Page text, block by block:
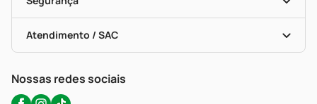
Troca E Devolução
Bulas De A A Z
Políticas De Marketplace
Testes Rápidos
Autoteste Covid-19
Certificado De Segurança
Portal Da Privacidade
Atendimento / SAC
WhatsApp (47) 9202-1687
Nossas redes sociais